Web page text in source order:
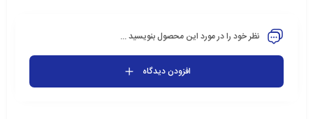
نظر خود را در مورد این محصول بنویسید ...
افزودن دیدگاه